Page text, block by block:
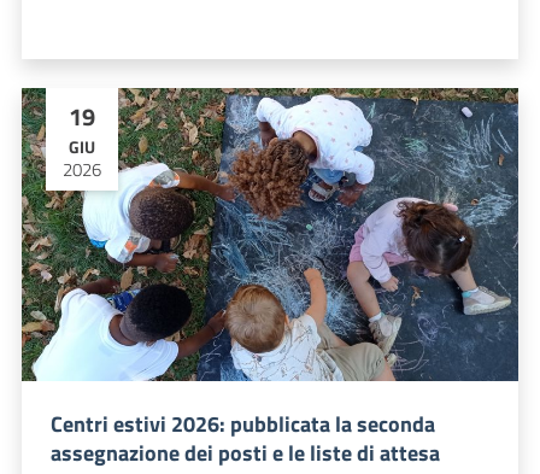
19
GIU
2026
Centri estivi 2026: pubblicata la seconda
assegnazione dei posti e le liste di attesa